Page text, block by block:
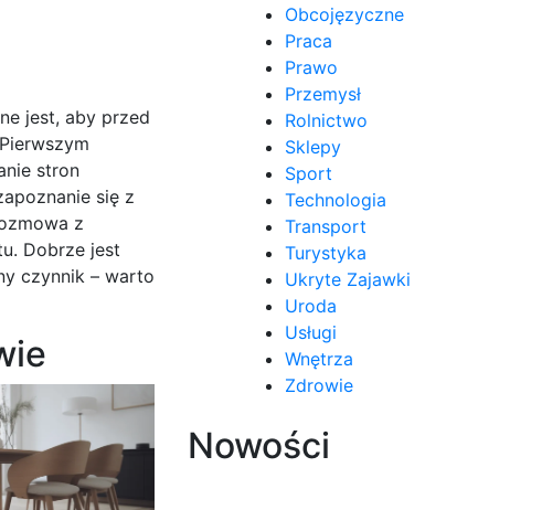
jest, aby przed
stron
się z
z
Dobrze jest
czynnik – warto
Obcojęzyczne
Praca
Prawo
Przemysł
Rolnictwo
Sklepy
Sport
Technologia
Transport
Turystyka
Ukryte Zajawki
Uroda
Usługi
Wnętrza
Zdrowie
Nowości